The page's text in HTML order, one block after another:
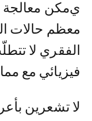
يمكن معالجة الجنف من دون عملية: إن
معظم حالات
الفقري لا
فيزيائي مع
لا تشعرين